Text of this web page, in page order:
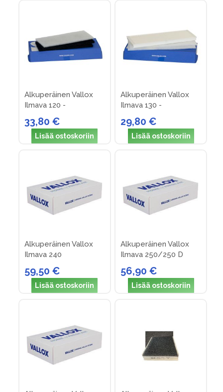
Alkuperäinen Vallox
Ilmava 120 -
(v. 83-90)
33,80 €
Lisää ostoskoriin
Alkuperäinen Vallox
Ilmava 130 -
29,80 €
Lisää ostoskoriin
Alkuperäinen Vallox
Ilmava 240
suodattimet (nro 8)
59,50 €
Lisää ostoskoriin
Alkuperäinen Vallox
Ilmava 250/250 D
suodattimet (nro 9)
56,90 €
Lisää ostoskoriin